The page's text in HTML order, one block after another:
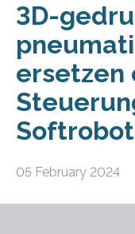
3D-
ersetzen
05 February 2024